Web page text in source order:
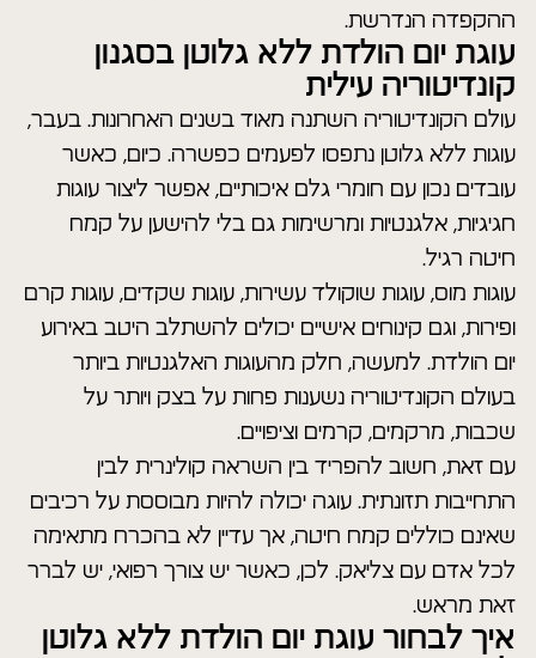
ההקפדה הנדרשת.
עוגת יום הולדת ללא גלוטן בסגנון
קונדיטוריה עילית
עולם הקונדיטוריה השתנה מאוד בשנים האחרונות. בעבר,
עוגות ללא גלוטן נתפסו לפעמים כפשרה. כיום, כאשר
עובדים נכון עם חומרי גלם איכותיים, אפשר ליצור עוגות
חגיגיות, אלגנטיות ומרשימות גם בלי להישען על קמח
חיטה רגיל.
עוגות מוס, עוגות שוקולד עשירות, עוגות שקדים, עוגות קרם
ופירות, וגם קינוחים אישיים יכולים להשתלב היטב באירוע
יום הולדת. למעשה, חלק מהעוגות האלגנטיות ביותר
בעולם הקונדיטוריה נשענות פחות על בצק ויותר על
שכבות, מרקמים, קרמים וציפויים.
עם זאת, חשוב להפריד בין השראה קולינרית לבין
התחייבות תזונתית. עוגה יכולה להיות מבוססת על רכיבים
שאינם כוללים קמח חיטה, אך עדיין לא בהכרח מתאימה
לכל אדם עם צליאק. לכן, כאשר יש צורך רפואי, יש לברר
זאת מראש.
איך לבחור עוגת יום הולדת ללא גלוטן